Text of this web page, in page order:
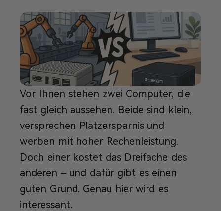
Vor Ihnen stehen zwei Computer, die
fast gleich aussehen. Beide sind klein,
versprechen Platzersparnis und
werben mit hoher Rechenleistung.
Doch einer kostet das Dreifache des
anderen – und dafür gibt es einen
guten Grund. Genau hier wird es
interessant.